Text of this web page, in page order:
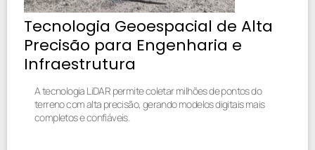
Tecnologia Geoespacial de Alta
Precisão para Engenharia e
Infraestrutura
A tecnologia LiDAR permite coletar milhões de pontos do
terreno com alta precisão, gerando modelos digitais mais
completos e confiáveis.